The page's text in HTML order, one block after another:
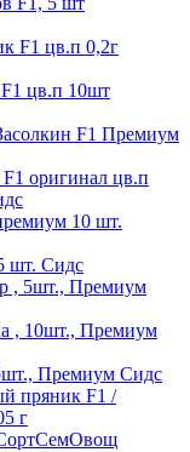
F1 цв.п 0,2г
цв.п 10шт
F1 Премиум
оригинал цв.п
10 шт.
шт. Сидс
, 5шт., Премиум
, 10шт., Премиум
Премиум Сидс
пряник F1 /
г